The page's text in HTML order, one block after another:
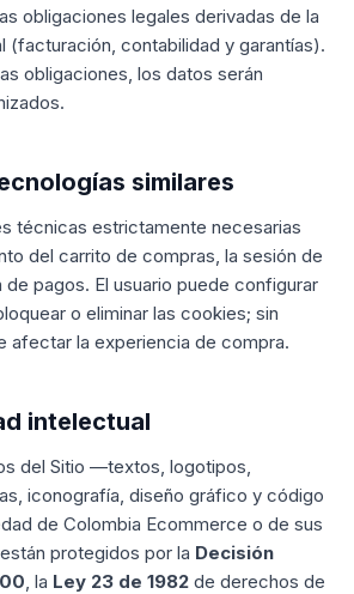
obligaciones legales derivadas de la
(facturación, contabilidad y garantías).
obligaciones, los datos serán
similares
técnicas estrictamente necesarias
del carrito de compras, la sesión de
de pagos. El usuario puede configurar
o eliminar las cookies; sin
afectar la experiencia de compra.
intelectual
del Sitio —textos, logotipos,
iconografía, diseño gráfico y código
de Colombia Ecommerce o de sus
protegidos por la Decisión
, la Ley 23 de 1982 de derechos de